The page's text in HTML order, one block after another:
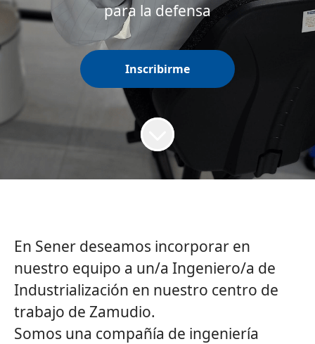
para la defensa
Inscribirme
En Sener deseamos incorporar en
nuestro equipo a un/a Ingeniero/a de
Industrialización en nuestro centro de
trabajo de Zamudio.
Somos una compañía de ingeniería